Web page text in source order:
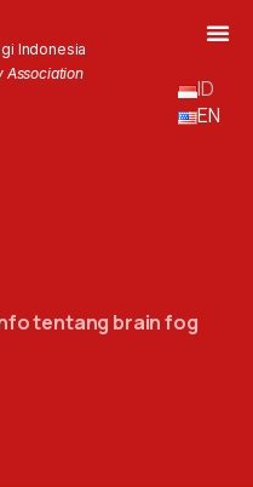
Indonesia
Association
ID
EN
tentang brain fog